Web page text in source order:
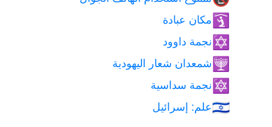
🛐مكان عبادة
✡️نجمة داوود
🕎شمعدان شعار اليهودية
🔯نجمة سداسية
🇮🇱علم: إسرائيل